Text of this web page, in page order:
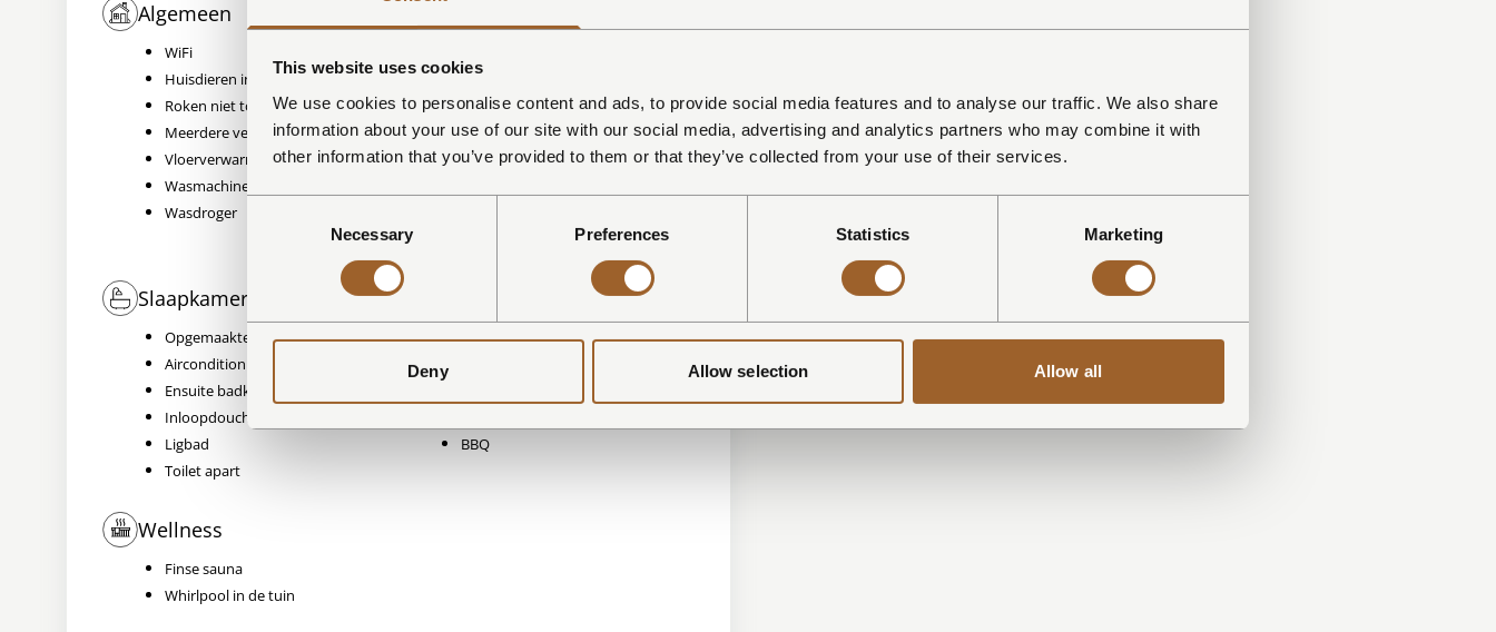
This website uses cookies
We use cookies to personalise content and ads, to provide social media features and to analyse our traffic. We also share
information about your use of our site with our social media, advertising and analytics partners who may combine it with
other information that you’ve provided to them or that they’ve collected from your use of their services.
Necessary Preferences Statistics Marketing
Deny Allow selection Allow all
Algemeen
WiFi
Huisdieren in overleg toegestaan
Roken niet toegestaan
Meerdere verdiepingen
Vloerverwarming
Wasmachine
Wasdroger
Oven
Vaatwasser
Koelkast met vriesvak
Quooker
Inductiekookplaat
Slaapkamers en badkamer
Opgemaakte bedden
Airconditioning
Ensuite badkamer
Inloopdouche
Ligbad
Toilet apart
Tuintafel
BBQ
Wellness
Finse sauna
Whirlpool in de tuin